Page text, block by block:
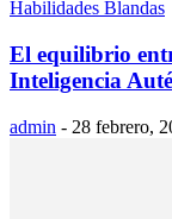
Habilidades Blandas
El equilibrio
Inteligencia
admin - 28 febrero,